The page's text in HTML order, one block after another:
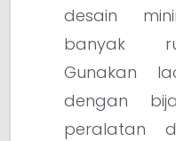
desain
banyak
Gunakan
dengan
peralatan